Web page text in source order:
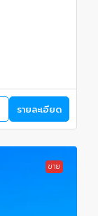
รายละเอียด
ขาย